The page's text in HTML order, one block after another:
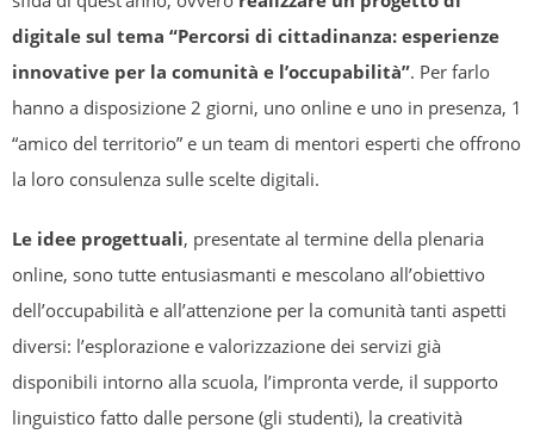
digitale sul tema “Percorsi di cittadinanza: esperienze
innovative per la comunità e l’occupabilità”. Per farlo
hanno a disposizione 2 giorni, uno online e uno in presenza, 1
“amico del territorio” e un team di mentori esperti che offrono
la loro consulenza sulle scelte digitali.
Le idee progettuali, presentate al termine della plenaria
online, sono tutte entusiasmanti e mescolano all’obiettivo
dell’occupabilità e all’attenzione per la comunità tanti aspetti
diversi: l’esplorazione e valorizzazione dei servizi già
disponibili intorno alla scuola, l’impronta verde, il supporto
linguistico fatto dalle persone (gli studenti), la creatività